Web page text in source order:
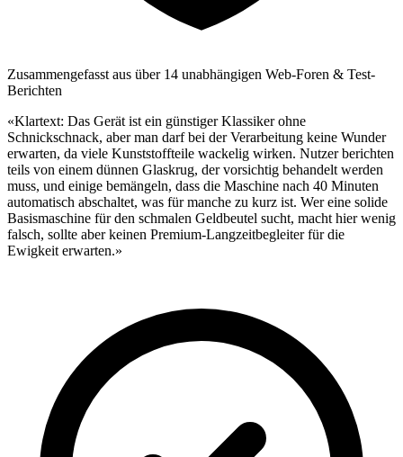
Zusammengefasst aus über 14 unabhängigen Web-Foren & Test-
Berichten
«Klartext: Das Gerät ist ein günstiger Klassiker ohne
Schnickschnack, aber man darf bei der Verarbeitung keine Wunder
erwarten, da viele Kunststoffteile wackelig wirken. Nutzer berichten
teils von einem dünnen Glaskrug, der vorsichtig behandelt werden
muss, und einige bemängeln, dass die Maschine nach 40 Minuten
automatisch abschaltet, was für manche zu kurz ist. Wer eine solide
Basismaschine für den schmalen Geldbeutel sucht, macht hier wenig
falsch, sollte aber keinen Premium-Langzeitbegleiter für die
Ewigkeit erwarten.»